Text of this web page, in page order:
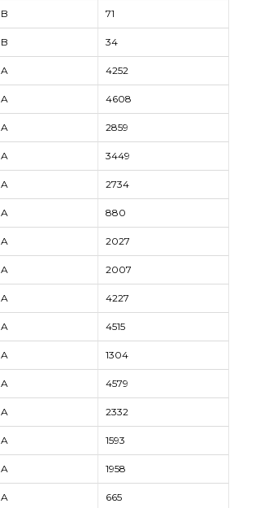
B 71
B 34
A 4252
A 4608
A 2859
A 3449
A 2734
A 880
A 2027
A 2007
A 4227
A 4515
A 1304
A 4579
A 2332
A 1593
A 1958
A 665